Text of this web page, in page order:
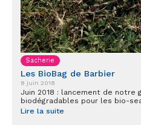
Sacherie
Les BioBag de Barbier
8 juin 2018
Juin 2018 : lancement de notre
biodégradables pour les bio-
Lire la suite